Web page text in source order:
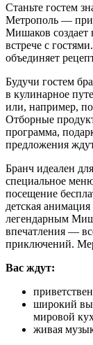
Станьте гостем
Метрополь —
Мишаков создает
встрече с
объединяет
Будучи гостем
в кулинарное
или, например,
Отборные
программа,
предложения
Бранч идеален
специальное
посещение
детская
легендарным
впечатления —
приключений.
Вас ждут:
широкий
мировой
живая